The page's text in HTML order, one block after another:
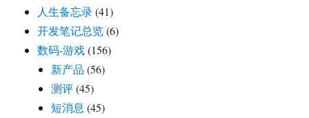
人生备忘录(41)
开发笔记总览(6)
数码-游戏(156)
新产品 (56)
测评(45)
短消息 (45)